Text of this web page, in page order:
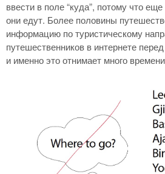
ввести в поле “куда”, потому что
они едут. Более половины
информацию по туристическому
путешественников в интернете
и именно это отнимает много